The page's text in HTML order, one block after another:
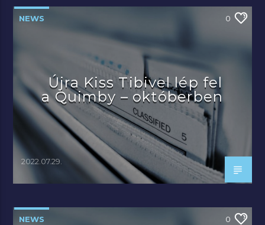
NEWS 0
Újra Kiss Tibivel lép fel
a Quimby – októberben
2022.07.29.
NEWS 0